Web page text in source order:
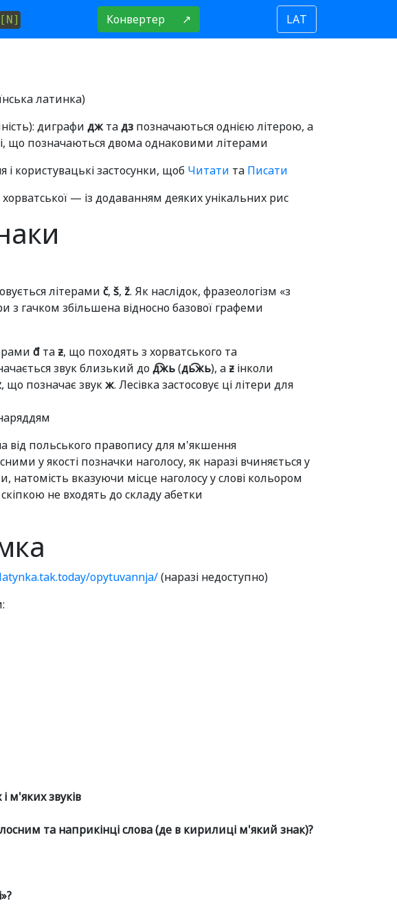
[N] Конвертер ↗ LAT
латинка)
диграфи джтадз позначаються однією літерою, а
що позначаються двома однаковими літерами
і користувацькі застосунки, щоб Читати та Писати
— із додаванням деяких унікальних рис
літерами č, š, ž. Як наслідок, фразеологізм «з
з гачком збільшена відносно базової графеми
đ та ƶ, що походять з хорватського та
звук близький дод͡жь(дь͡жь), а ƶ інколи
, що позначає звукж. Лесівка застосовує ці літери для
від польського правопису для м'якшення
у якості позначки наголосу, як наразі вчиняється у
вказуючи місце наголосу у слові кольором
не входять до складу абетки
opytuvannja/(наразі недоступно)
м'яких звуків
та наприкінці слова (де в кирилиці м'який знак)?